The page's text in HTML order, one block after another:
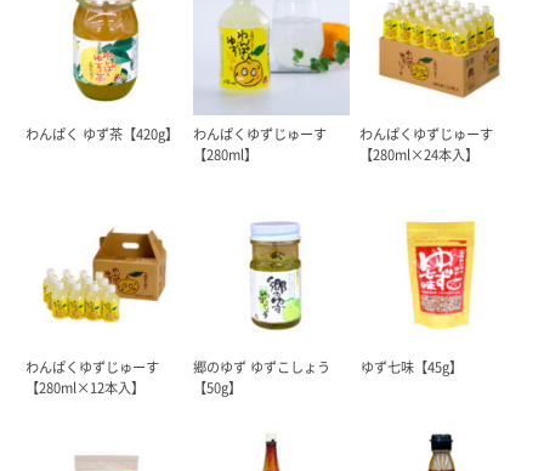
わんぱく ゆず茶【420g】
わんぱくゆずじゅーす
【280ml】
わんぱくゆずじゅーす
【280ml×24本入】
わんぱくゆずじゅーす
【280ml×12本入】
郷のゆず ゆずこしょう
【50g】
ゆず七味【45g】